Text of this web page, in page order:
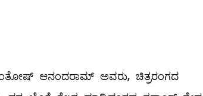
ಆನಂದರಾಮ್ ಅವರು, ಚಿತ್ರರಂಗದ